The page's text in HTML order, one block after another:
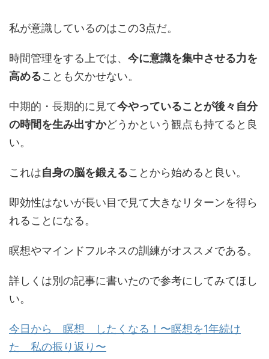
私が意識しているのはこの3点だ。
時間管理をする上では、 今に意識を集中させる力を
高めることも欠かせない。
中期的・長期的に見て今やっていることが後々自分
の時間を生み出すかどうかという観点も持てると良
い。
これは自身の脳を鍛えることから始めると良い。
即効性はないが長い目で見て大きなリターンを得ら
れることになる。
瞑想やマインドフルネスの訓練がオススメである。
詳しくは別の記事に書いたので参考にしてみてほし
い。
今日から 瞑想 したくなる！〜瞑想を1年続け
た 私の振り返り〜